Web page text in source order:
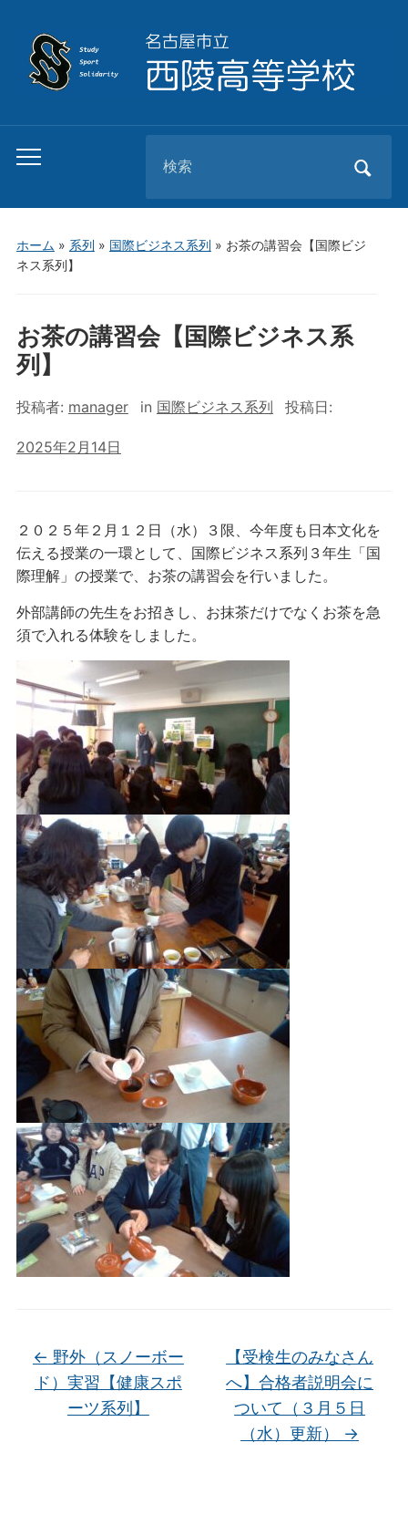
Toggle
menu
for:
ホーム » 系列 » 国際ビジネス系列 » お茶の講習会【国際ビジ
ネス系列】
お茶の講習会【国際ビジネス系
列】
投稿者: manager in 国際ビジネス系列 投稿日:
2025年2月14日
２０２５年２月１２日（水）３限、今年度も日本文化を
伝える授業の一環として、国際ビジネス系列３年生「国
際理解」の授業で、お茶の講習会を行いました。
外部講師の先生をお招きし、お抹茶だけでなくお茶を急
須で入れる体験をしました。
← 野外（スノーボー
ド）実習【健康スポ
ーツ系列】
【受検生のみなさん
へ】合格者説明会に
ついて（３月５日
（水）更新） →